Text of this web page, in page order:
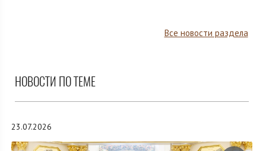
Все новости раздела
НОВОСТИ ПО ТЕМЕ
23.07.2026